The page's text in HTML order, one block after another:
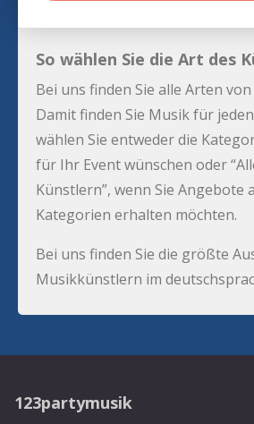
So wählen Sie die Art des
Bei uns finden Sie alle Arten
Damit finden Sie Musik für
wählen Sie entweder die
für Ihr Event wünschen oder
Künstlern”, wenn Sie Angebote
Kategorien erhalten möchten.
Bei uns finden Sie die größte
Musikkünstlern im
123partymusik